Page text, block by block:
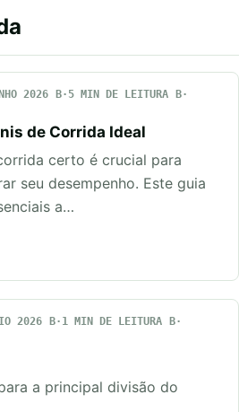
2026
5 MIN DE LEITURA
de Corrida Ideal
certo é crucial para
seu desempenho. Este guia
a…
2026
1 MIN DE LEITURA
a principal divisão do